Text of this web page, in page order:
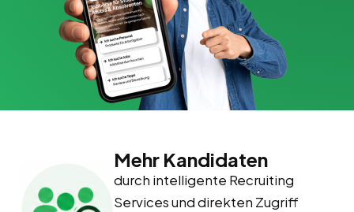
Mehr Kandidaten
durch intelligente Recruiting
Services und direkten Zugriff